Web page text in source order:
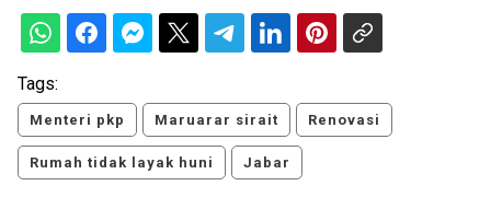
Tags:
Menteri pkp Maruarar sirait Renovasi
Rumah tidak layak huni Jabar